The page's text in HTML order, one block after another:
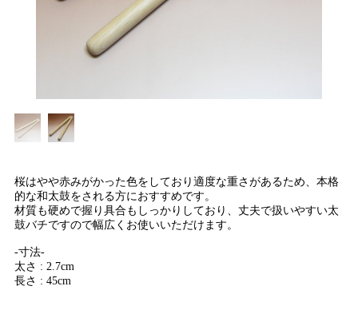
桜はやや赤みがかった色をしており適度な重さがあるため、本格
的な和太鼓をされる方におすすめです。
材質も硬めで握り具合もしっかりしており、丈夫で扱いやすい太
鼓バチですので幅広くお使いいただけます。
-寸法-
太さ : 2.7cm
長さ : 45cm